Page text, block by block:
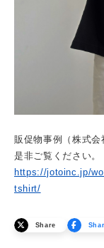
販促物事例（株式会
是非ご覧ください。
https://jotoinc.jp/
tshirt/
Share